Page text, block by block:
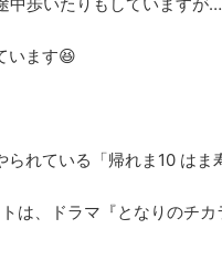
います😆
れている「帰れま10 は
は、ドラマ『となりのチ